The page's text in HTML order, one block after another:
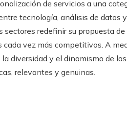
de servicios a una
tecnología, análisis de datos
redefinir su propuesta de
vez más competitivos. A
diversidad y el dinamismo de
relevantes y genuinas.